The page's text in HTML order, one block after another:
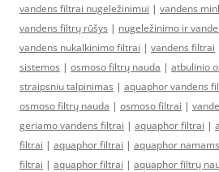
vandens filtrai nugeležinimui | vandens
vandens filtrų rūšys | nugeležinimo ir
vandens nukalkinimo filtrai | vandens filtrai
sistemos | osmoso filtrų nauda | atbulinio
straipsniu talpinimas | aquaphor vandens
osmoso filtrų nauda | osmoso filtrai |
geriamo vandens filtrai | aquaphor filtrai |
filtrai | aquaphor filtrai | aquaphor
filtrai | aquaphor filtrai | aquaphor filtrų